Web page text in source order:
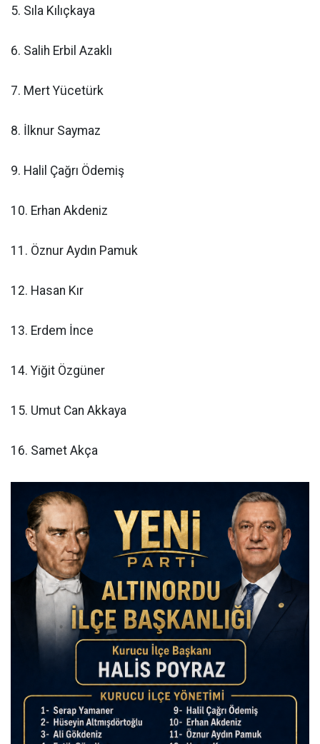
5. Sıla Kılıçkaya
6. Salih Erbil Azaklı
7. Mert Yücetürk
8. İlknur Saymaz
9. Halil Çağrı Ödemiş
10. Erhan Akdeniz
11. Öznur Aydın Pamuk
12. Hasan Kır
13. Erdem İnce
14. Yiğit Özgüner
15. Umut Can Akkaya
16. Samet Akça